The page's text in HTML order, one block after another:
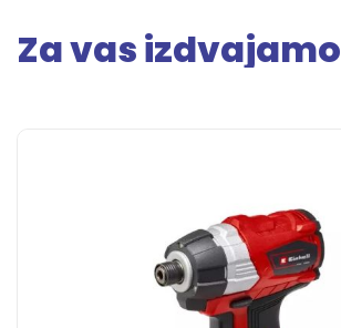
Za vas izdvajamo